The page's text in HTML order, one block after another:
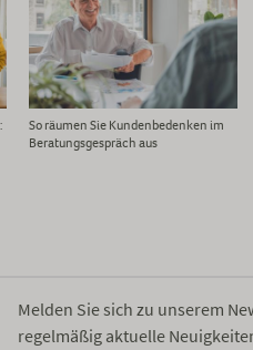
So räumen Sie Kundenbedenken im
Beratungsgespräch aus
Melden Sie sich zu unserem
regelmäßig aktuelle